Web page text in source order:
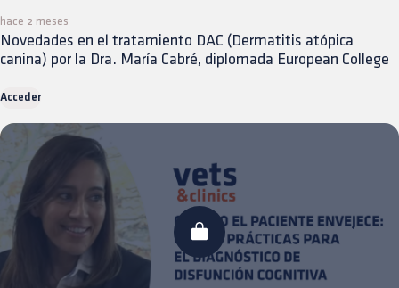
hace 2 meses
Novedades en el tratamiento DAC (Dermatitis atópica
canina) por la Dra. María Cabré, diplomada European College
Acceder